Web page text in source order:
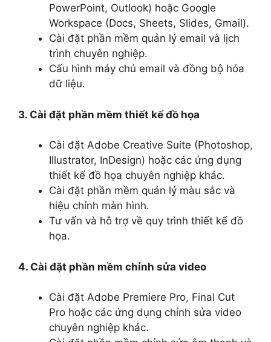
PowerPoint, Outlook) hoặc Google
Workspace (Docs, Sheets, Slides, Gmail).
Cài đặt phần mềm quản lý email và lịch
trình chuyên nghiệp.
Cấu hình máy chủ email và đồng bộ hóa
dữ liệu.
3. Cài đặt phần mềm thiết kế đồ họa
Cài đặt Adobe Creative Suite (Photoshop,
Illustrator, InDesign) hoặc các ứng dụng
thiết kế đồ họa chuyên nghiệp khác.
Cài đặt phần mềm quản lý màu sắc và
hiệu chỉnh màn hình.
Tư vấn và hỗ trợ về quy trình thiết kế đồ
họa.
4. Cài đặt phần mềm chỉnh sửa video
Cài đặt Adobe Premiere Pro, Final Cut
Pro hoặc các ứng dụng chỉnh sửa video
chuyên nghiệp khác.